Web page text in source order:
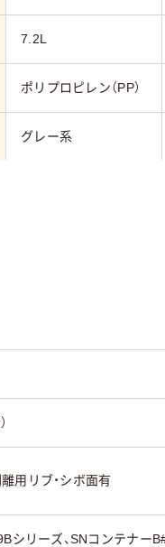
7.2L
ポリプロピレン（PP）
グレー系
用リブ・シボ面有
シリーズ、SNコンテナー